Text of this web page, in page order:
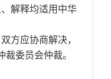
解释均适用中华
方应协商解决，
委员会仲裁。